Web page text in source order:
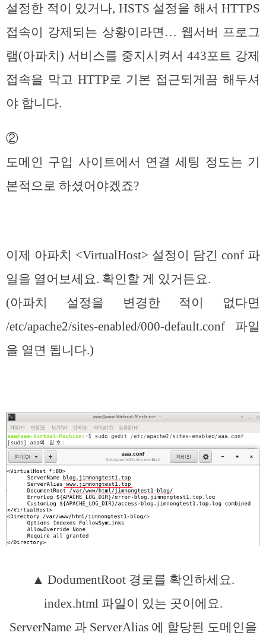
설정한 적이 있거나, HSTS 설정을 해서 HTTPS
접속이 강제되는 상황이라면… 웹서버 프로그
램(아파치) 서비스를 중지시켜서 443포트 강제
접속을 막고 HTTP로 기본 접근되게끔 해두셔
야 합니다.
②
도메인 구입 사이트에서 연결 세팅 정도는 기
본적으로 하셨어야겠죠?
이제 아파치 <VirtualHost> 설정이 담긴 conf 파
일을 열어보세요. 확인할 게 있거든요.
(아파치 설정을 변경한 적이 없다면
/etc/apache2/sites-enabled/000-default.conf 파일
을 열면 됩니다.)
▲ DodumentRoot 경로를 확인하세요.
index.html 파일이 있는 곳이에요.
ServerName 과 ServerAlias 에 할당된 도메인을